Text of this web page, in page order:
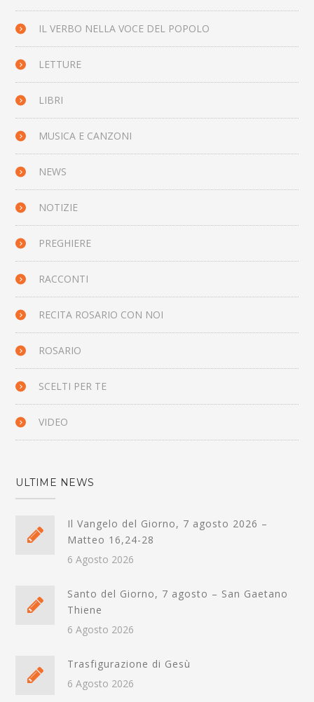
IL VERBO NELLA VOCE DEL POPOLO
LETTURE
LIBRI
MUSICA E CANZONI
NEWS
NOTIZIE
PREGHIERE
RACCONTI
RECITA ROSARIO CON NOI
ROSARIO
SCELTI PER TE
VIDEO
ULTIME NEWS
Il Vangelo del Giorno, 7 agosto 2026 –
Matteo 16,24-28
6 Agosto 2026
Santo del Giorno, 7 agosto – San Gaetano
Thiene
6 Agosto 2026
Trasfigurazione di Gesù
6 Agosto 2026